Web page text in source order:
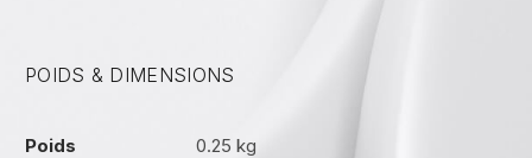
POIDS & DIMENSIONS
Poids
0.25 kg